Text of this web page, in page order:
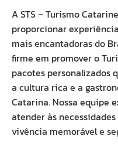
A STS – Turismo
proporcionar
mais encantadoras do
firme em promover o
pacotes personalizados
a cultura rica e a
Catarina. Nossa equipe
atender às
vivência memorável e